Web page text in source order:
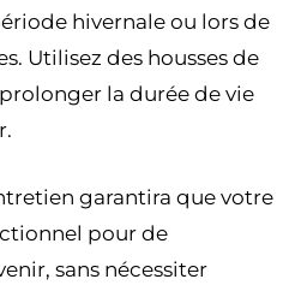
hivernale ou lors de
Utilisez des housses de
la durée de vie
garantira que votre
pour de
sans nécessiter